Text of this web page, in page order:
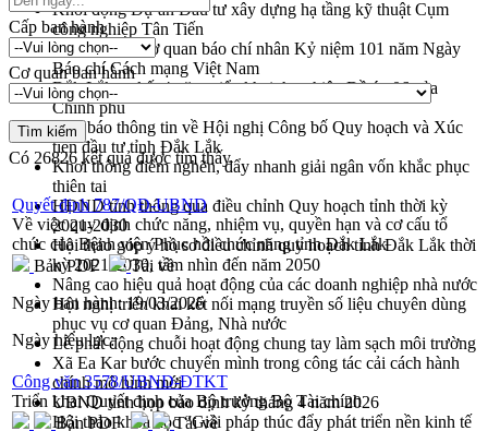
Khởi động Dự án Đầu tư xây dựng hạ tầng kỹ thuật Cụm
công nghiệp Tân Tiến
Gặp mặt các cơ quan báo chí nhân Kỷ niệm 101 năm Ngày
Báo chí Cách mạng Việt Nam
Đắk Lắk sơ kết 4 năm triển khai thực hiện Đề án 06 của
Chính phủ
Họp báo thông tin về Hội nghị Công bố Quy hoạch và Xúc
tiến đầu tư tỉnh Đắk Lắk
Khơi thông điểm nghẽn, đẩy nhanh giải ngân vốn khắc phục
thiên tai
HĐND tỉnh thông qua điều chỉnh Quy hoạch tỉnh thời kỳ
2021-2030
Hội thảo góp ý hồ sơ điều chỉnh quy hoạch tỉnh Đắk Lắk thời
kỳ 2021-2030, tầm nhìn đến năm 2050
Nâng cao hiệu quả hoạt động của các doanh nghiệp nhà nước
Hội nghị triển khai kết nối mạng truyền số liệu chuyên dùng
phục vụ cơ quan Đảng, Nhà nước
Lễ phát động chuỗi hoạt động chung tay làm sạch môi trường
Xã Ea Kar bước chuyển mình trong công tác cải cách hành
chính mô hình mới
UBND tỉnh họp báo định kỳ tháng 4 năm 2026
Hội thảo khoa học “Giải pháp thúc đẩy phát triển nền kinh tế
Cấp ban hành
Cơ quan ban hành
Có 26826kết quả được tìm thấy
Quyết định 787/QĐ-UBND
Về việc quy định chức năng, nhiệm vụ, quyền hạn và cơ cấu tổ
chức của Bệnh viện Phục hồi chức năng tỉnh Đắk Lắk
Bản PDF
Tải về
Ngày ban hành:19/03/2026
Ngày hiệu lực:
Công văn 3578/UBND-ĐTKT
Triển khai Quyết định của Bộ trưởng Bộ Tài chính
Bản PDF
Tải về